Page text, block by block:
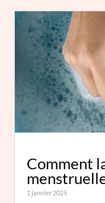
Comment
1 janvier 2025